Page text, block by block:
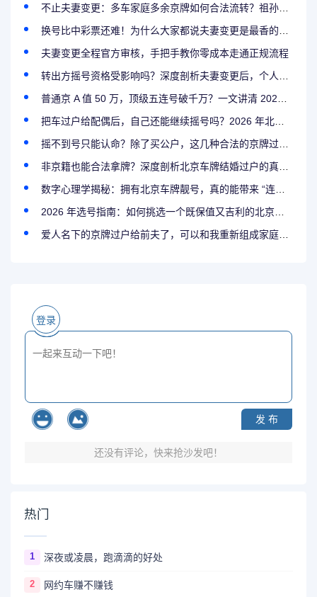
不止夫妻变更：多车家庭多余京牌如何合法流转？祖孙过户与家庭积分攻略
换号比中彩票还难！为什么大家都说夫妻变更是最香的拿牌方式？
夫妻变更全程官方审核，手把手教你零成本走通正规流程
转出方摇号资格受影响吗？深度剖析夫妻变更后，个人与家庭指标的权益变化
普通京 A 值 50 万，顶级五连号破千万？一文讲清 2026 年北京车牌的价值金字塔
把车过户给配偶后，自己还能继续摇号吗？2026 年北京车牌结婚过户后的资格保留全解析
摇不到号只能认命？除了买公户，这几种合法的京牌过户途径你必须知道
非京籍也能合法拿牌？深度剖析北京车牌结婚过户的真实条件，社保个税断缴还能办吗？
数字心理学揭秘：拥有北京车牌靓号，真的能带来 “连连好运” 的心理暗示吗？
2026 年选号指南：如何挑选一个既保值又吉利的北京车牌靓号
爱人名下的京牌过户给前夫了，可以和我重新组成家庭摇号吗？
登录
发 布
还没有评论，快来抢沙发吧！
热门
1 深夜或凌晨，跑滴滴的好处
2 网约车赚不赚钱